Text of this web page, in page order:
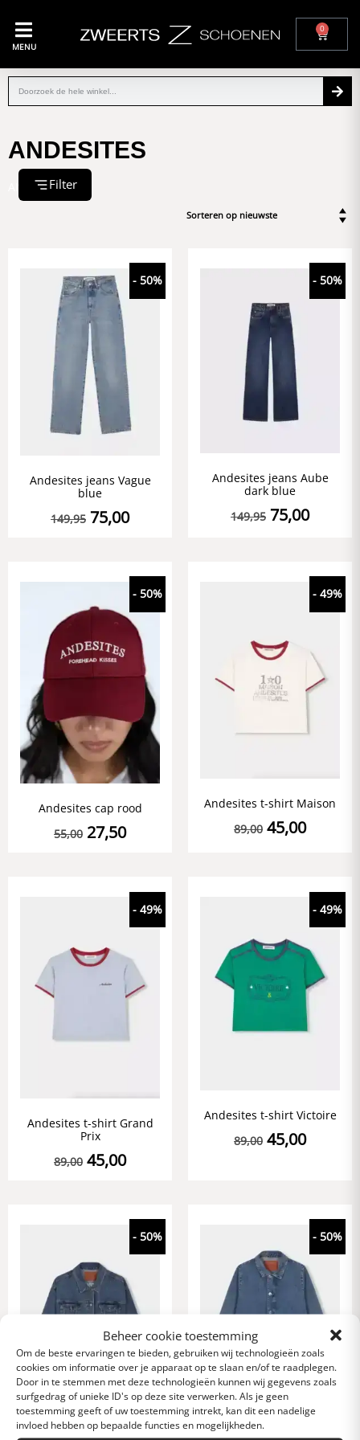
Beheer cookie toestemming
Om de beste ervaringen te bieden, gebruiken wij technologieën zoals
cookies om informatie over je apparaat op te slaan en/of te raadplegen.
Door in te stemmen met deze technologieën kunnen wij gegevens zoals
surfgedrag of unieke ID's op deze site verwerken. Als je geen
toestemming geeft of uw toestemming intrekt, kan dit een nadelige
invloed hebben op bepaalde functies en mogelijkheden.
MENU
0
ANDESITES
ANDESITES
Filter
- 50%
Andesites jeans Vague
blue
149,95 75,00
- 50%
Andesites jeans Aube
dark blue
149,95 75,00
- 50%
Andesites cap rood
55,00 27,50
- 49%
Andesites t-shirt Maison
89,00 45,00
- 49%
Andesites t-shirt Grand
Prix
89,00 45,00
- 49%
Andesites t-shirt Victoire
89,00 45,00
- 50% - 50%